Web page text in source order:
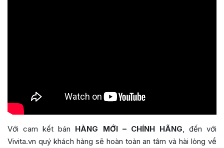
Với cam kết bán HÀNG MỚI – CHÍNH HÃNG , đến với
Vivita.vn quý khách hàng sẽ hoàn toàn an tâm và hài lòng về